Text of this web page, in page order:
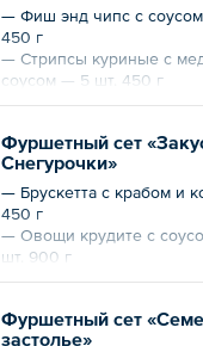
Общий вес – 2350 г
— Фиш энд чипс с
450 г
— Стрипсы куриные с
соусом — 5 шт. 450 г
— Брошет цыпленок
— Брошет овощи гриль —
Общий вес – 2.8 кг
Фуршетный сет
Снегурочки»
— Брускетта с крабом и
450 г
— Овощи крудите с
шт. 900 г
— Цезарь с цыпленком —
600 г
Фуршетный сет
застолье»